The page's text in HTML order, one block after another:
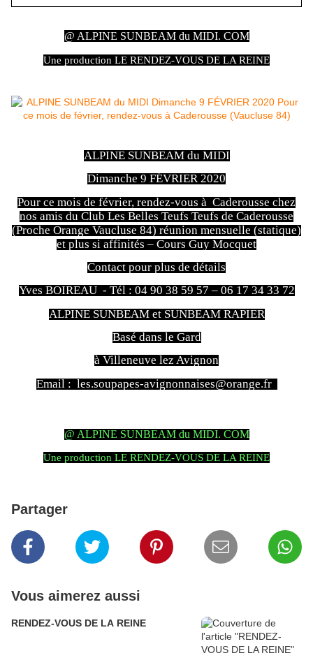
@ ALPINE SUNBEAM du MIDI. COM
Une production LE RENDEZ-VOUS DE LA REINE
ALPINE SUNBEAM du MIDI
Dimanche 9 FÉVRIER 2020
Pour ce mois de février, rendez-vous à Caderousse chez
nos amis du Club Les Belles Teufs Teufs de Caderousse
(Proche Orange Vaucluse 84) réunion mensuelle (statique)
et plus si affinités – Cours Guy Mocquet
Contact pour plus de détails
Yves BOIREAU - Tél : 04 90 38 59 57 – 06 17 34 33 72
ALPINE SUNBEAM et SUNBEAM RAPIER
Basé dans le Gard
à Villeneuve lez Avignon
Email : les.soupapes-avignonnaises@orange.fr
@ ALPINE SUNBEAM du MIDI. COM
Une production LE RENDEZ-VOUS DE LA REINE
Partager
Vous aimerez aussi
RENDEZ-VOUS DE LA REINE